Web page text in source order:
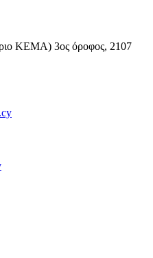
ΚΕΜΑ) 3ος όροφος, 2107